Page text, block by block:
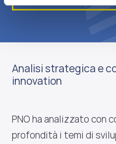
Analisi strategica e
innovation
PNO ha analizzato con
profondità i temi di